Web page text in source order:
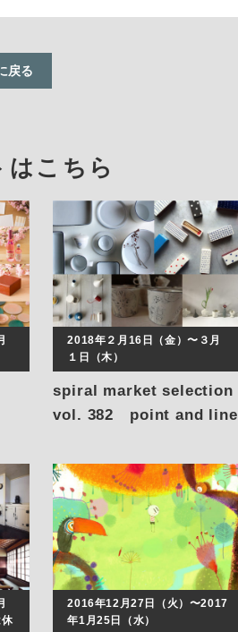
戻る
こちら
2018年２月16日（金）〜３月
１日（木）
spiral market selection
vol. 382 point and line
2016年12月27日（火）〜2017
年1月25日（水）